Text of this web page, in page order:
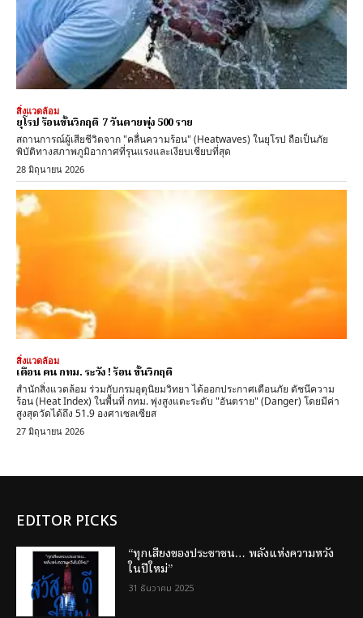
สิ่งแวดล้อม
ยุโรป ร้อนขั้นวิกฤติ 7 วันตายพุ่ง 500 ราย
สถานการณ์ผู้เสียชีวิตจาก "คลื่นความร้อน" (Heatwaves) ในยุโรป ถือเป็นภัย
พิบัติทางสภาพภูมิอากาศที่รุนแรงและเงียบเชียบที่สุด
28 มิถุนายน 2026
สิ่งแวดล้อม
เตือน คน กทม. ระวัง ! ร้อน ขั้นวิกฤติ
สำนักสิ่งแวดล้อม ร่วมกับกรมอุตุนิยมวิทยา ได้ออกประกาศเตือนภัย ดัชนีความ
ร้อน (Heat Index) ในพื้นที่ กทม. พุ่งสูงแตะระดับ "อันตราย" (Danger) โดยมีค่า
สูงสุดวัดได้ถึง 51.9 องศาเซลเซียส
27 มิถุนายน 2026
EDITOR PICKS
“ทุกเสียงของประชาชน… พลังแห่งความหวัง
ในปีใหม่”
31 ธันวาคม 2025